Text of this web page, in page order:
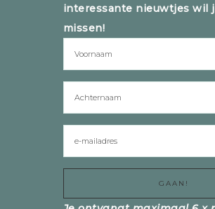
interessante nieuwtjes wil
missen!